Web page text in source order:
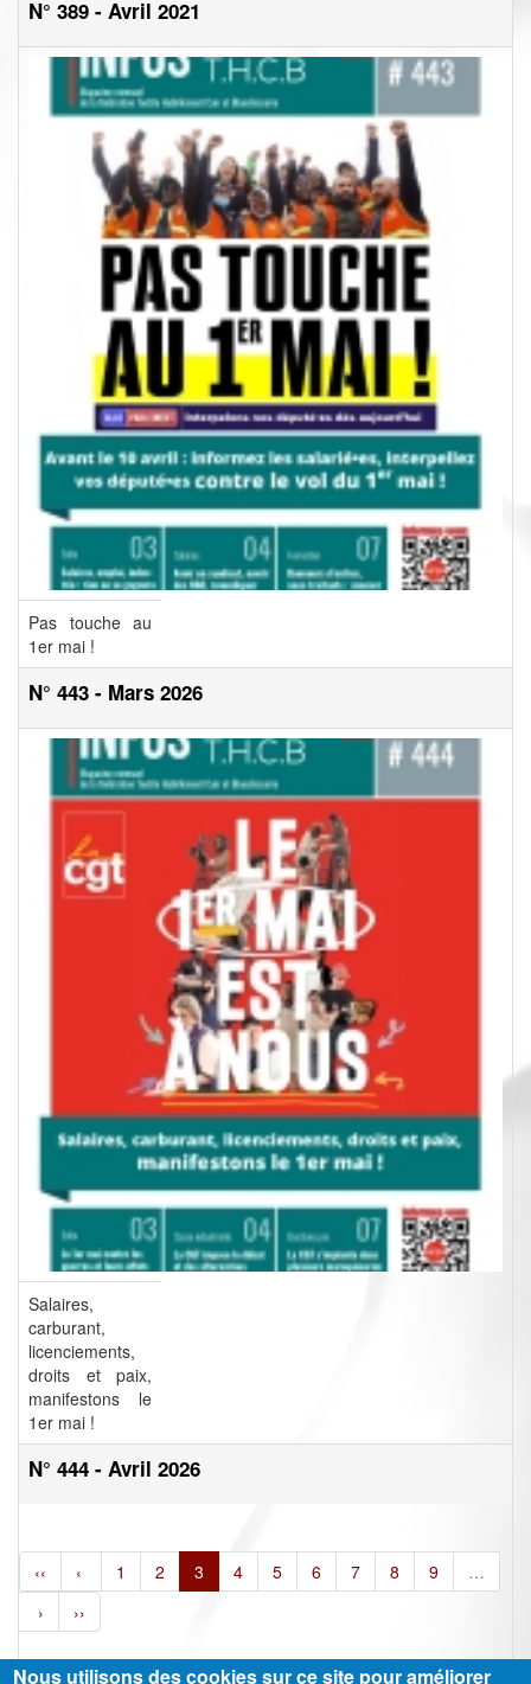
N° 389 - Avril 2021
Pas touche au
1er mai !
N° 443 - Mars 2026
Salaires,
carburant,
licenciements,
droits et paix,
manifestons le
1er mai !
N° 444 - Avril 2026
‹‹ ‹ 1 2 3 4 5 6 7 8 9
…
›
››
Nous utilisons des cookies sur ce site pour améliorer